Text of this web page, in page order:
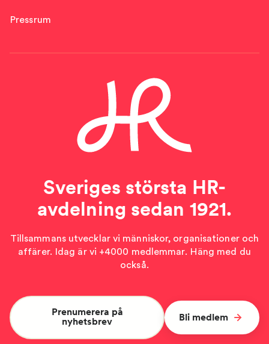
Pressrum
Sveriges största HR-
avdelning sedan 1921.
Tillsammans utvecklar vi människor, organisationer och
affärer. Idag är vi +4000 medlemmar. Häng med du
också.
Prenumerera på
nyhetsbrev
Bli medlem